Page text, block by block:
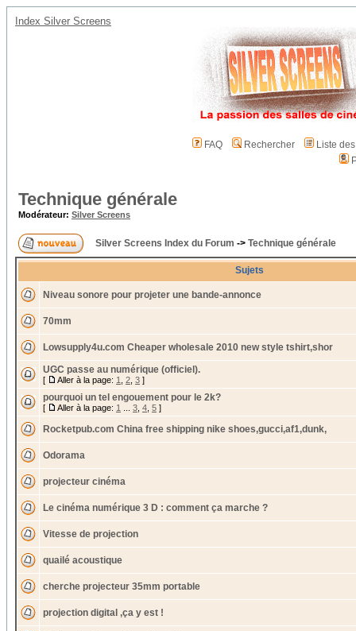
Index Silver Screens
FAQ Rechercher
Liste
Technique générale
Modérateur: Silver Screens
Silver Screens Index du Forum -> Technique générale
Sujets
Niveau sonore pour projeter une bande-annonce
70mm
Lowsupply4u.com Cheaper wholesale 2010 new style tshirt,shor
UGC passe au numérique (officiel).
[ Aller à la page: 1 2 3 ]
pourquoi un tel engouement pour le 2k?
[ Aller à la page: 1 3 4 5 ]
Rocketpub.com China free shipping nike shoes,gucci,af1,dunk,
Odorama
projecteur cinéma
Le cinéma numérique 3 D : comment ça marche ?
Vitesse de projection
quailé acoustique
cherche projecteur 35mm portable
projection digital ,ça y est !